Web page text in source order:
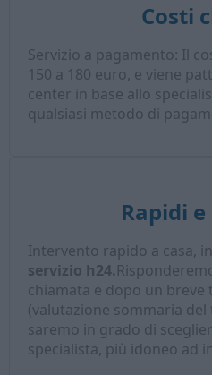
Costi
Servizio a pagamento: Il
150 a 180 euro, e viene
center in base allo
qualsiasi metodo di
Rapidi
Intervento rapido a casa,
servizio h24.
chiamata e dopo un breve
(valutazione sommaria
saremo in grado di
specialista, più idoneo ad